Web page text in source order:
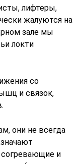
лифтеры,
жалуются на
зале мы
локти
со
и связок,
они не всегда
согревающие и